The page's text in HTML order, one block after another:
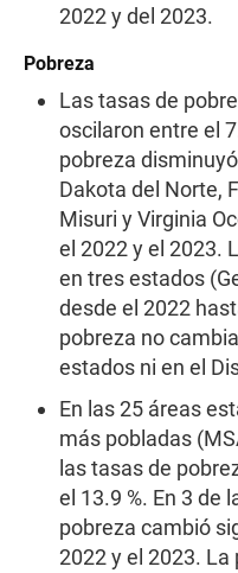
2022 y del 2023.
Pobreza
Las tasas de
oscilaron entre el
pobreza
Dakota del Norte,
Misuri y Virginia
el 2022 y el 2023.
en tres estados
desde el 2022
pobreza no
estados ni en el
En las 25 áreas
más pobladas
las tasas de
el 13.9 %. En 3 de
pobreza cambió
2022 y el 2023.